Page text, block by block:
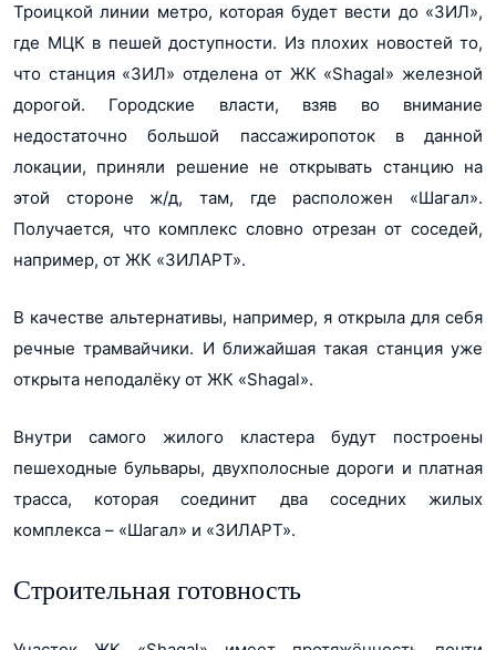
Троицкой линии метро, которая будет вести до «ЗИЛ»,
где МЦК в пешей доступности. Из плохих новостей то,
что станция «ЗИЛ» отделена от ЖК «Shagal» железной
дорогой. Городские власти, взяв во внимание
недостаточно большой пассажиропоток в данной
локации, приняли решение не открывать станцию на
этой стороне ж/д, там, где расположен «Шагал».
Получается, что комплекс словно отрезан от соседей,
например, от ЖК «ЗИЛАРТ».
В качестве альтернативы, например, я открыла для себя
речные трамвайчики. И ближайшая такая станция уже
открыта неподалёку от ЖК «Shagal».
Внутри самого жилого кластера будут построены
пешеходные бульвары, двухполосные дороги и платная
трасса, которая соединит два соседних жилых
комплекса – «Шагал» и «ЗИЛАРТ».
Строительная готовность